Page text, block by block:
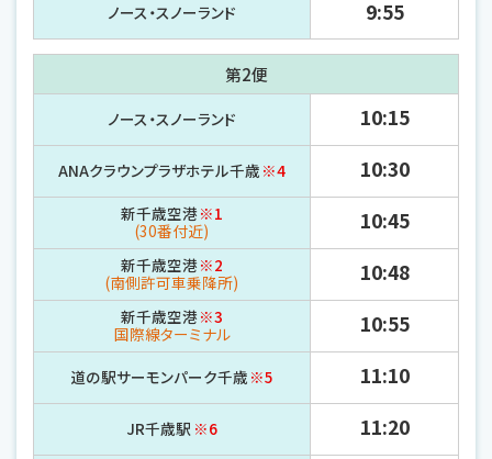
ノース・スノーランド
9:55
第2便
ノース・スノーランド
ANAクラウンプラザホテル千歳 ※4
新千歳空港※1
(30番付近)
新千歳空港※2
(南側許可車乗降所)
新千歳空港※3
国際線ターミナル
道の駅サーモンパーク千歳 ※5
JR千歳駅 ※6
10:15
10:30
10:45
10:48
10:55
11:10
11:20